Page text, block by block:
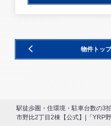
物件トッ
駅徒歩圏・住環境・駐車台数の3
市野比2丁目2棟【公式】|「YRP